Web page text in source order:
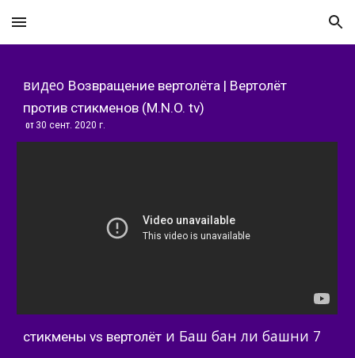
Skip to main content Skip to navigation
видео Возвращение вертолёта | Вертолёт
против стикменов (M.N.O. tv)
от 30 сент. 2020 г.
стикмены vs вертолёт и Баш бан ли башни 7